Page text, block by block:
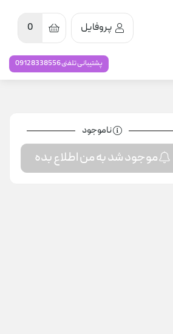
پروفایل 0
پشتیبانی تلفنی 09128338556
ناموجود
موجود شد به من اطلاع بده